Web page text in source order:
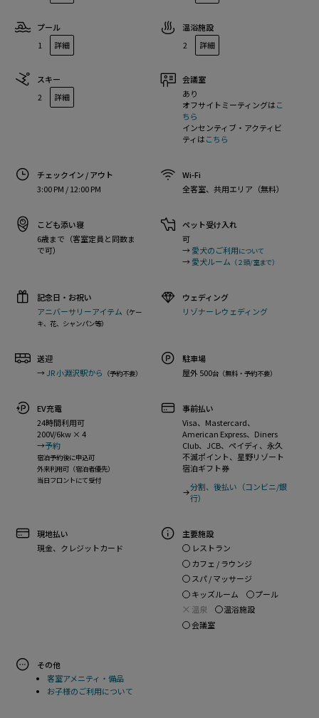
プール
1
詳細
温浴施設
2
詳細
スキー
2
詳細
会議室
あり
オフサイトミーティングはこ
ちら
インセンティブ・アクティビ
ティはこちら
チェックイン / アウト
3:00 PM / 12:00 PM
Wi-Fi
全客室、共用エリア（無料）
こども添い寝
6歳まで（客室定員と同数ま
で可）
ペット受け入れ
可
→愛犬のご利用について
→愛犬ルーム （２頭/室まで）
記念日・お祝い
アニバーサリーアイテム （ケー
キ、花、シャンパン等）
ウェディング
リゾナーレウェディング
送迎
→JR 小淵沢駅から （予約不要）
駐車場
屋外 500台（無料・予約不要）
EV充電
24時間利用可
200V/6kw × 4
→予約
宿泊予約後に申込可
外来利用可（宿泊者優先）
当日フロントにて受付
事前払い
Visa、Mastercard、
American Express、Diners
Club、JCB、ペイディ、永久
不滅ポイント、星野リゾート
宿泊ギフト券
分割、後払い（コンビニ/銀
行）
現地払い
現金、クレジットカード
主要施設
レストラン
カフェ / ラウンジ
スパ / マッサージ
キッズルーム
プール
温泉
温浴施設
会議室
その他
客室アメニティ・備品
お子様のご利用について